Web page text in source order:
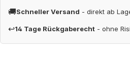
🚚Schneller Versand - direkt ab
↩14 Tage Rückgaberecht - ohne